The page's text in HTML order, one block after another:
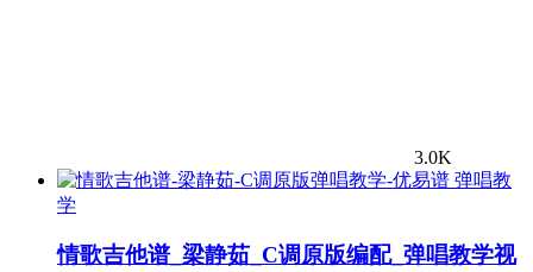
3.0K
弹唱教
学
情歌吉他谱_梁静茹_C调原版编配_弹唱教学视